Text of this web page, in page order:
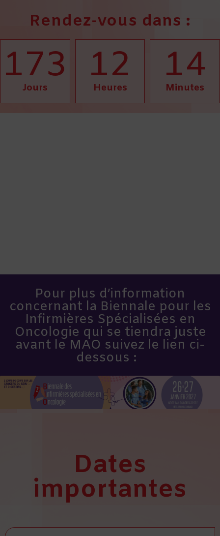
Rendez-vous dans :
173
Jours 12
Heures 14
Minutes
Pour plus d’information
concernant la Biennale pour les
Infirmières Spécialisées en
Oncologie qui se tiendra juste
avant le MAO suivez le lien ci-
dessous :
Dates
importantes